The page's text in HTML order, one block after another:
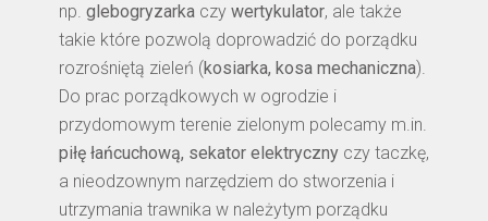
np. glebogryzarkaczy wertykulator, ale także
takie które pozwolą doprowadzić do porządku
rozrośniętą zieleń (kosiarka, kosa mechaniczna).
Do prac porządkowych w ogrodzie i
przydomowym terenie zielonym polecamy m.in.
piłę łańcuchową, sekator elektrycznyczy taczkę,
a nieodzownym narzędziem do stworzenia i
utrzymania trawnika w należytym porządku